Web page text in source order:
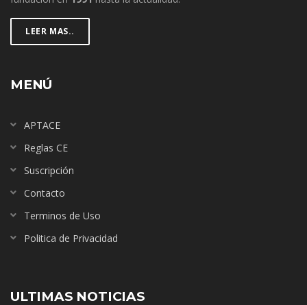
LEER MAS..
MENÚ
APTACE
Reglas CE
Suscripción
Contacto
Terminos de Uso
Politica de Privacidad
ULTIMAS NOTICIAS